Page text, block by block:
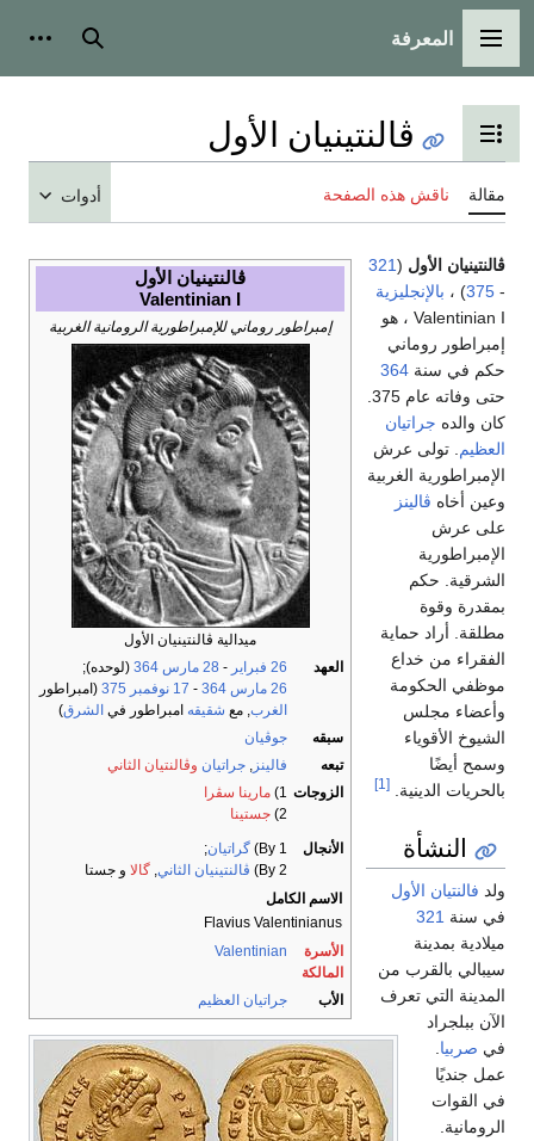
القائمة الرئيسية
المعرفة بحث
تبديل عرض جدول المحتويات
ڤالنتينيان الأول
مقالة ناقش هذه الصفحة أدوات
ڤالنتينيان الأول
Valentinian I
إمبراطور روماني للإمبراطورية الرومانية الغربية
ميدالية ڤالنتينيان الأول
العهد
26 فبراير - 28 مارس 364 (لوحده);
26 مارس
364
- 17 نوفمبر 375 (امبراطور
الغرب, مع شقيقه امبراطور في الشرق)
سبقه
جوڤيان
تبعه
فالينز , جراتيان وڤالنتيان الثاني
الزوجات 1) مارينا سڤرا
2) جستينا
الأنجال By 1) گراتيان;
By 2)
ڤالنتينيان الثاني, گالا و جستا
الاسم الكامل
Flavius Valentinianus
الأسرة
المالكة
Valentinian
الأب جراتيان العظيم
ڤالنتينيان الأول (
321
-
375) ، بالإنجليزية
Valentinian I ، هو
إمبراطور روماني
حكم في سنة 364
كان والده جراتيان
العظيم
. تولى عرش
الإمبراطورية الغربية
وعين أخاه ڤالينز
على عرش
الإمبراطورية
الشرقية. حكم
بمقدرة وقوة
مطلقة. أراد حماية
الفقراء من خداع
موظفي الحكومة
وأعضاء مجلس
الشيوخ الأقوياء
وسمح أيضًا
بالحريات الدينية.
[1]
النشأة
ولد فالنتيان الأول
في سنة 321
ميلادية بمدينة
سيبالي بالقرب من
المدينة التي تعرف
الآن ببلجراد
في صربيا.
عمل جنديًا
في القوات
الرومانية.